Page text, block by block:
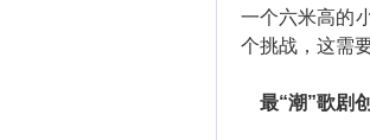
一个六米高的
个挑战，这需
最“潮”歌剧